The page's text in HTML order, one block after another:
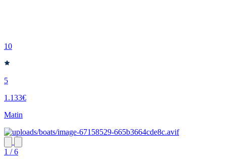
10
5
1.133€
Matin
1 / 6